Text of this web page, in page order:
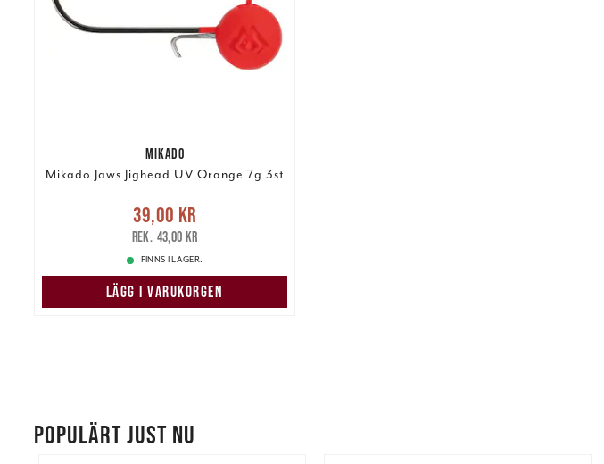
MIKADO
Mikado Jaws Jighead UV Orange 7g 3st
Nuvarande pris
Tidigare pris
39,00 kr
43,00 kr
FINNS I LAGER.
LÄGG I VARUKORGEN
POPULÄRT JUST NU